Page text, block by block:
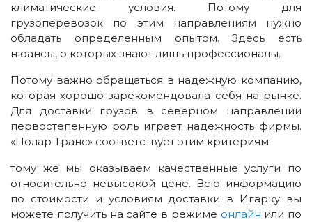
климатические условия. Потому для
грузоперевозок по этим направлениям нужно
обладать определенным опытом. Здесь есть
нюансы, о которых знают лишь профессионалы.
Потому важно обращаться в надежную компанию,
которая хорошо зарекомендовала себя на рынке.
Для доставки грузов в северном направлении
первостепенную роль играет надежность фирмы.
«Полар Транс» соответствует этим критериям.
тому же мы оказываем качественные услуги по
относительно невысокой цене. Всю информацию
по стоимости и условиям доставки в Игарку вы
можете получить на сайте в режиме онлайн или по